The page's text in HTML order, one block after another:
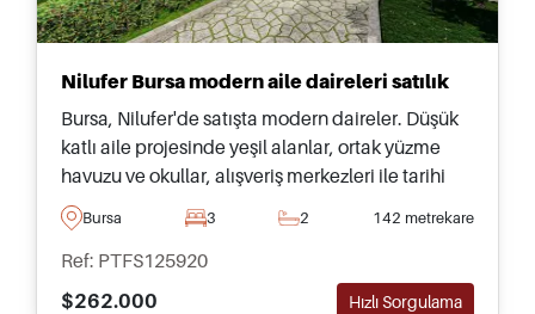
Nilufer Bursa modern aile daireleri satılık
Bursa, Nilufer'de satışta modern daireler. Düşük
katlı aile projesinde yeşil alanlar, ortak yüzme
havuzu ve okullar, alışveriş merkezleri ile tarihi
şehir merkezine mükemmel erişim
bulunmaktadır.
Bursa 3 2 142 metrekare
Ref: PTFS125920
$262.000
Hızlı Sorgulama